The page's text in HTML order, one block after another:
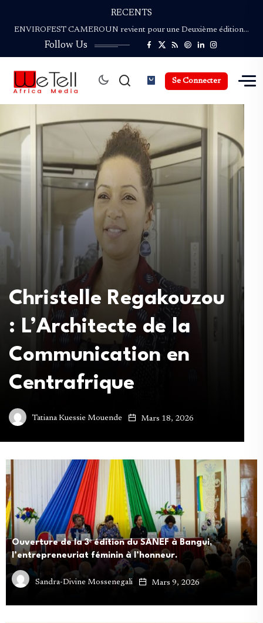
RECENTS
ENVIROFEST CAMEROUN revient pour une Deuxième édition…
NGAND’A SAO : Le Festival du Safou…
Palmarès de la Coupe du Monde de…
Bassek Ba Kobhio : Le Cinéaste et…
ENVIROFEST CAMEROUN revient pour une Deuxième édition…
NGAND’A SAO : Le Festival du Safou…
Follow Us
Se Connecter
Christelle Regakouzou
: L’Architecte de la
Communication en
Centrafrique
Tatiana Kuessie Mouende Mars 18, 2026
Ouverture de la 3ᵉ édition du SANEF à Bangui,
l’entrepreneuriat féminin à l’honneur.
Sandra-Divine Mossenegali Mars 9, 2026